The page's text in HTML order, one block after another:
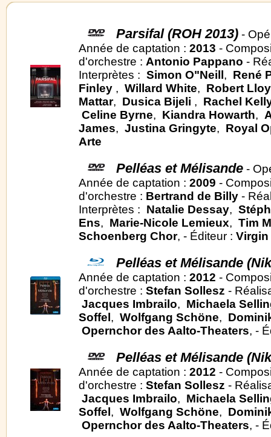
Parsifal (ROH 2013) -
Année de captation : 2013 -
d'orchestre : Antonio Pappano -
Interprètes : Simon O"Neill , René
Finley , Willard White, Robert
Mattar, Dusica Bijeli , Rachel
Celine Byrne, Kiandra Howarth,
James, Justina Gringyte, Royal
Arte
Pelléas et Mélisande -
Année de captation : 2009 -
d'orchestre : Bertrand de Billy -
Interprètes : Natalie Dessay,
Ens, Marie-Nicole Lemieux, Tim
Schoenberg Chor, - Éditeur :
Pelléas et Mélisande
Année de captation : 2012 -
d'orchestre : Stefan Sollesz -
Jacques Imbrailo, Michaela
Soffel , Wolfgang Schöne,
Opernchor des Aalto-Theaters, -
Pelléas et Mélisande
Année de captation : 2012 -
d'orchestre : Stefan Sollesz -
Jacques Imbrailo, Michaela
Soffel , Wolfgang Schöne,
Opernchor des Aalto-Theaters, -